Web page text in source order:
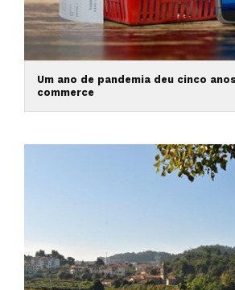
Um ano de pandemia deu cinco
commerce